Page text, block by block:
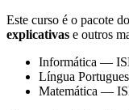
Este curso é o pacote
explicativas e outros
Informática —
Língua
Matemática —